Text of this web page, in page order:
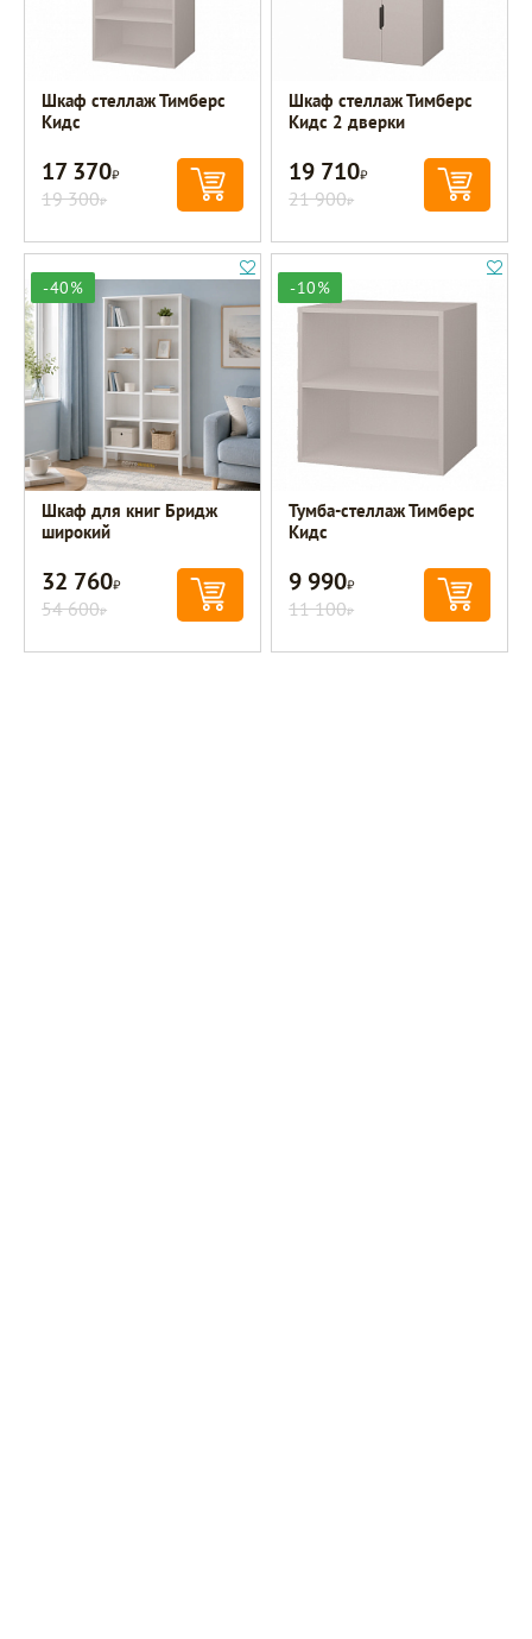
Шкаф стеллаж Тимберс
Кидс
17 370Р
19 300Р
Шкаф стеллаж Тимберс
Кидс 2 дверки
19 710Р
21 900Р
-40%
Шкаф для книг Бридж
широкий
32 760Р
54 600Р
-10%
Тумба-стеллаж Тимберс
Кидс
9 990Р
11 100Р